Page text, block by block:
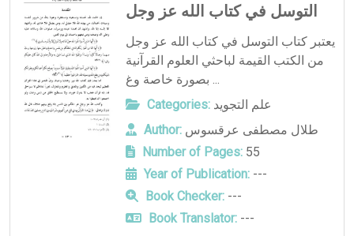
التوسل في كتاب الله عز وجل
يعتبر كتاب التوسل في كتاب الله عز وجل
من الكتب القيمة لباحثي العلوم القرآنية
بصورة خاصة وغ ...
Categories: علم التجويد
Author: طلال مصطفى عرقسوس
Number of Pages:55
Year of Publication:---
Book Checker:---
Book Translator:---